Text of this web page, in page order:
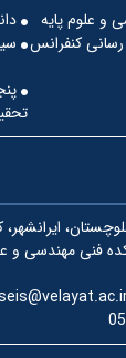
و علوم پایه
کنفرانس
فنی مهندسی و